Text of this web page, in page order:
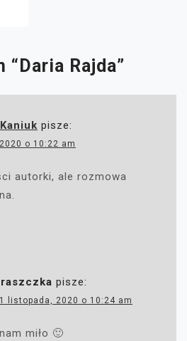
“ Daria Rajda”
pisze:
o 10:22 am
autorki, ale rozmowa
pisze:
listopada, 2020 o 10:24 am
miło 🙂